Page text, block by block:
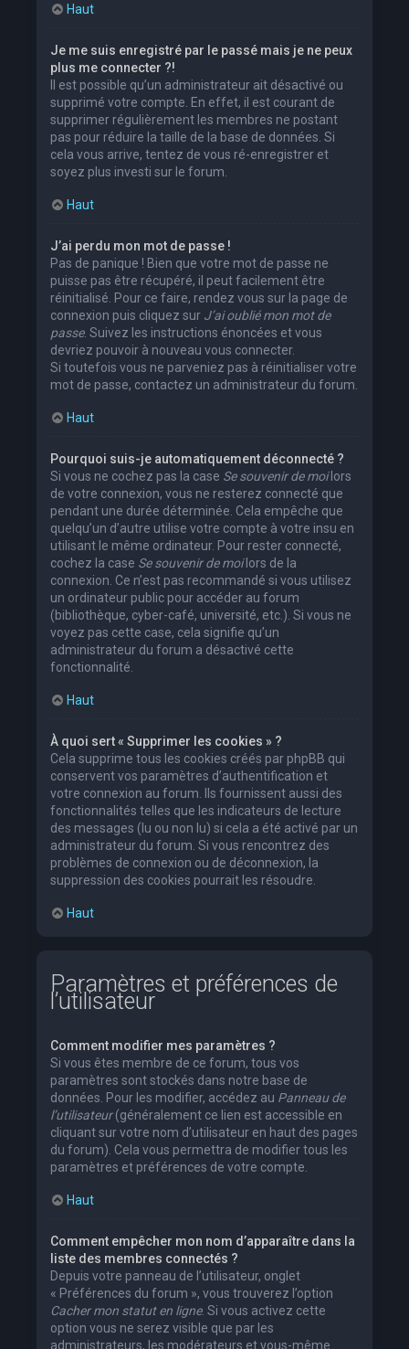
Haut
Je me suis enregistré par le passé mais je ne peux
plus me connecter ?!
Il est possible qu’un administrateur ait désactivé ou
supprimé votre compte. En effet, il est courant de
supprimer régulièrement les membres ne postant
pas pour réduire la taille de la base de données. Si
cela vous arrive, tentez de vous ré-enregistrer et
soyez plus investi sur le forum.
Haut
J’ai perdu mon mot de passe !
Pas de panique ! Bien que votre mot de passe ne
puisse pas être récupéré, il peut facilement être
réinitialisé. Pour ce faire, rendez vous sur la page de
connexion puis cliquez sur J’ai oublié mon mot de
passe. Suivez les instructions énoncées et vous
devriez pouvoir à nouveau vous connecter.
Si toutefois vous ne parveniez pas à réinitialiser votre
mot de passe, contactez un administrateur du forum.
Haut
Pourquoi suis-je automatiquement déconnecté ?
Si vous ne cochez pas la case Se souvenir de moilors
de votre connexion, vous ne resterez connecté que
pendant une durée déterminée. Cela empêche que
quelqu’un d’autre utilise votre compte à votre insu en
utilisant le même ordinateur. Pour rester connecté,
cochez la case Se souvenir de moilors de la
connexion. Ce n’est pas recommandé si vous utilisez
un ordinateur public pour accéder au forum
(bibliothèque, cyber-café, université, etc.). Si vous ne
voyez pas cette case, cela signifie qu’un
administrateur du forum a désactivé cette
fonctionnalité.
Haut
À quoi sert « Supprimer les cookies » ?
Cela supprime tous les cookies créés par phpBB qui
conservent vos paramètres d’authentification et
votre connexion au forum. Ils fournissent aussi des
fonctionnalités telles que les indicateurs de lecture
des messages (lu ou non lu) si cela a été activé par un
administrateur du forum. Si vous rencontrez des
problèmes de connexion ou de déconnexion, la
suppression des cookies pourrait les résoudre.
Haut
Paramètres et préférences de
l’utilisateur
Comment modifier mes paramètres ?
Si vous êtes membre de ce forum, tous vos
paramètres sont stockés dans notre base de
données. Pour les modifier, accédez au Panneau de
l’utilisateur(généralement ce lien est accessible en
cliquant sur votre nom d’utilisateur en haut des pages
du forum). Cela vous permettra de modifier tous les
paramètres et préférences de votre compte.
Haut
Comment empêcher mon nom d’apparaître dans la
liste des membres connectés ?
Depuis votre panneau de l’utilisateur, onglet
« Préférences du forum », vous trouverez l’option
Cacher mon statut en ligne. Si vous activez cette
option vous ne serez visible que par les
administrateurs, les modérateurs et vous-même.